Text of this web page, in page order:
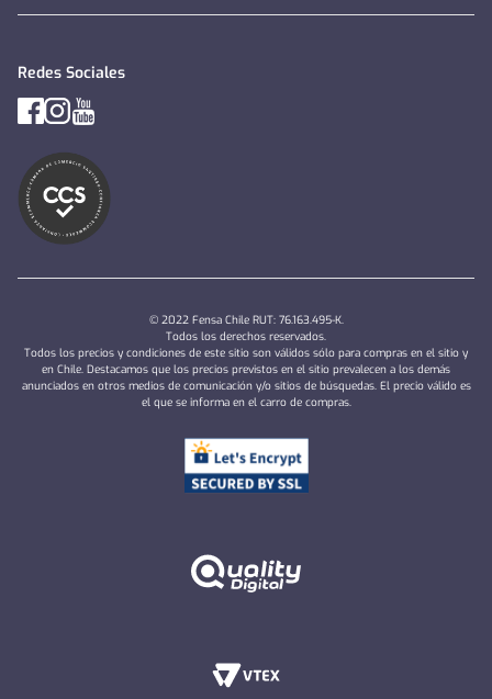
Redes Sociales
© 2022 Fensa Chile RUT: 76.163.495-K.
Todos los derechos reservados.
Todos los precios y condiciones de este sitio son válidos sólo para compras en el sitio y
en Chile. Destacamos que los precios previstos en el sitio prevalecen a los demás
anunciados en otros medios de comunicación y/o sitios de búsquedas. El precio válido es
el que se informa en el carro de compras.